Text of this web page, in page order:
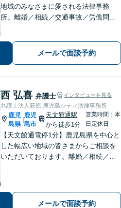
地域のみなさまに愛される法律事務
所。離婚／相続／交通事故／労働問題
親身になって対応します。【近隣駐車
場あり】
メールで面談予約
西 弘喜 弁護士 インタビューを見る
弁護士法人萩原 鹿児島シティ法律事務所
鹿児
島県
|
鹿児
島市
天文館通駅
から徒歩1分
営業時間：本
日定休日
【天文館通電停1分】鹿児島県を中心と
した幅広い地域の皆さまからご相談を
いただいております。離婚／相続／交
【近隣駐車場あり】
メールで面談予約